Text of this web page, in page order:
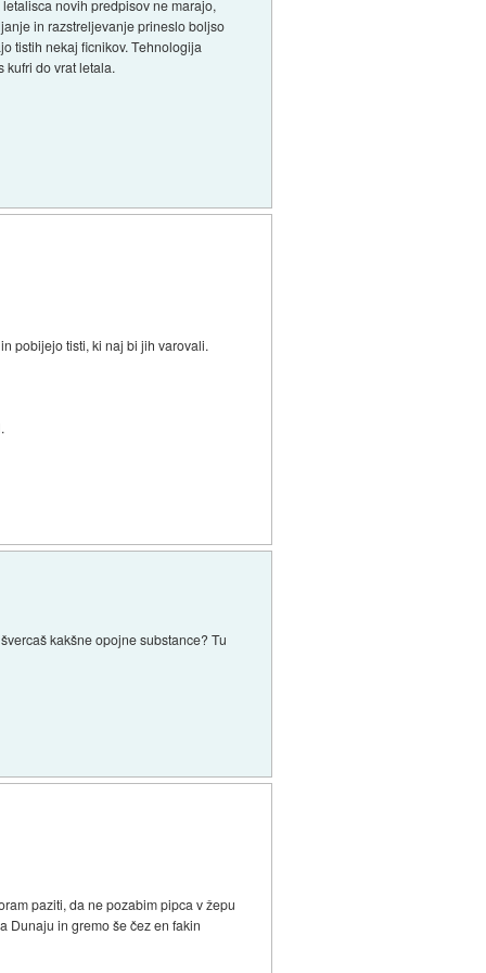
novih predpisov ne marajo,
in razstreljevanje prineslo boljso
tistih nekaj ficnikov. Tehnologija
kufri do vrat letala.
pobijejo tisti, ki naj bi jih varovali.
kakšne opojne substance? Tu
paziti, da ne pozabim pipca v žepu
Dunaju in gremo še čez en fakin